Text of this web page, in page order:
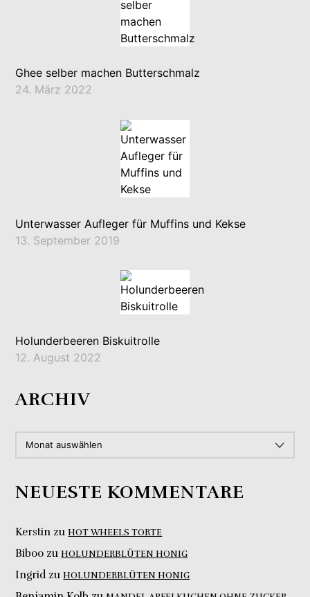
Ghee selber machen Butterschmalz
24. März 2022
Unterwasser Aufleger für Muffins und Kekse
13. September 2019
Holunderbeeren Biskuitrolle
12. August 2022
ARCHIV
NEUESTE KOMMENTARE
Kerstin zuHOT WHEELS TORTE
Biboo zuHOLUNDERBLÜTEN HONIG
IngridzuHOLUNDERBLÜTEN HONIG